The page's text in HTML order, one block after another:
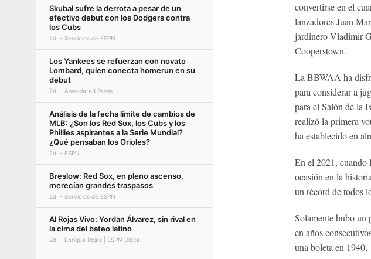
Skubal sufre la derrota a pesar de un
efectivo debut con los Dodgers contra
los Cubs
2d Servicios de ESPN
Los Yankees se refuerzan con novato
Lombard, quien conecta homerun en su
debut
2d Associated Press
Análisis de la fecha límite de cambios de
MLB: ¿Son los Red Sox, los Cubs y los
Phillies aspirantes a la Serie Mundial?
¿Qué pensaban los Orioles?
2d ESPN
Breslow: Red Sox, en pleno ascenso,
merecían grandes traspasos
2d Servicios de ESPN
Al Rojas Vivo: Yordan Álvarez, sin rival en
la cima del bateo latino
2d Enrique Rojas | ESPN Digital
convertirse en el
lanzadores Juan
jardinero Vladimir
Cooperstown.
La BBWAA ha
para considerar a
para el Salón de la
realizó la primera
ha establecido en
En el 2021, cuando
ocasión en la
un récord de todos
Solamente hubo un
en años
una boleta en